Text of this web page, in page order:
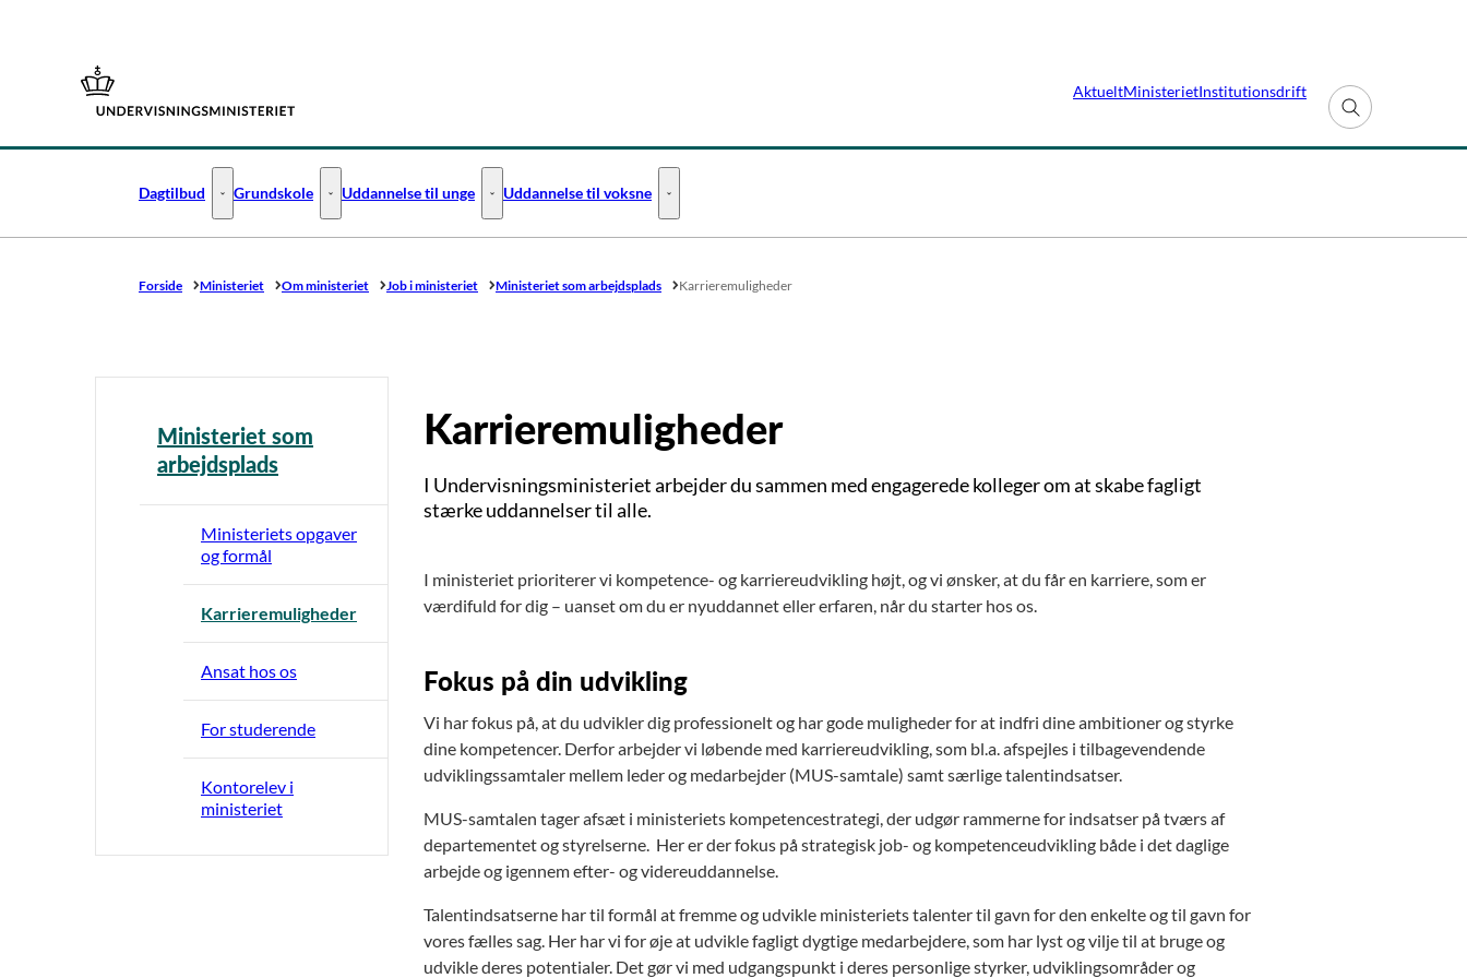
Gå til forsiden
AktueltMinisterietInstitutionsdrift
Fold søgefelt ud
Dagtilbud Dagtilbud - Flere links
Grundskole Grundskole - Flere links
Uddannelse til unge Uddannelse til unge - Flere links
Uddannelse til voksne Uddannelse til voksne - Flere links
Forside Ministeriet Om ministeriet Job i ministeriet Ministeriet som arbejdsplads Karrieremuligheder
Ministeriet som
arbejdsplads
Ministeriets opgaver
og formål
Karrieremuligheder
Ansat hos os
For studerende
Kontorelev i
ministeriet
Karrieremuligheder
I Undervisningsministeriet arbejder du sammen med engagerede kolleger om at skabe fagligt
stærke uddannelser til alle.
I ministeriet prioriterer vi kompetence- og karriereudvikling højt, og vi ønsker, at du får en karriere, som er
værdifuld for dig – uanset om du er nyuddannet eller erfaren, når du starter hos os.
Fokus på din udvikling
Vi har fokus på, at du udvikler dig professionelt og har gode muligheder for at indfri dine ambitioner og styrke
dine kompetencer. Derfor arbejder vi løbende med karriereudvikling, som bl.a. afspejles i tilbagevendende
udviklingssamtaler mellem leder og medarbejder (MUS-samtale) samt særlige talentindsatser.
MUS-samtalen tager afsæt i ministeriets kompetencestrategi, der udgør rammerne for indsatser på tværs af
departementet og styrelserne. Her er der fokus på strategisk job- og kompetenceudvikling både i det daglige
arbejde og igennem efter- og videreuddannelse.
Talentindsatserne har til formål at fremme og udvikle ministeriets talenter til gavn for den enkelte og til gavn for
vores fælles sag. Her har vi for øje at udvikle fagligt dygtige medarbejdere, som har lyst og vilje til at bruge og
udvikle deres potentialer. Det gør vi med udgangspunkt i deres personlige styrker, udviklingsområder og